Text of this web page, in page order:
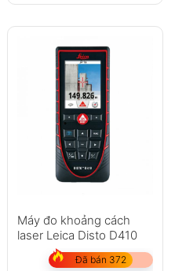
Máy đo khoảng cách
laser Leica Disto D410
Đã bán 372